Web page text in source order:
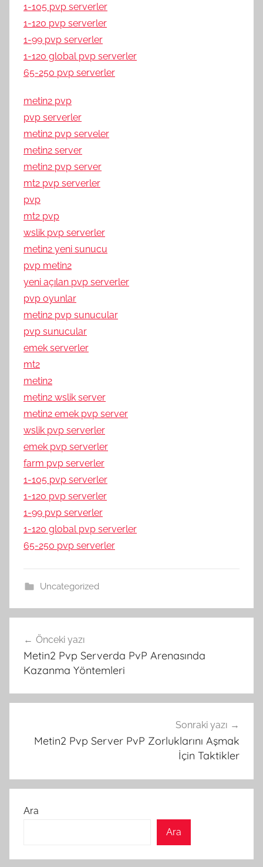
1-105 pvp serverler
1-120 pvp serverler
1-99 pvp serverler
1-120 global pvp serverler
65-250 pvp serverler
metin2 pvp
pvp serverler
metin2 pvp serveler
metin2 server
metin2 pvp server
mt2 pvp serverler
pvp
mt2 pvp
wslik pvp serverler
metin2 yeni sunucu
pvp metin2
yeni açılan pvp serverler
pvp oyunlar
metin2 pvp sunucular
pvp sunucular
emek serverler
mt2
metin2
metin2 wslik server
metin2 emek pvp server
wslik pvp serverler
emek pvp serverler
farm pvp serverler
1-105 pvp serverler
1-120 pvp serverler
1-99 pvp serverler
1-120 global pvp serverler
65-250 pvp serverler
Uncategorized
gezinmesi
Önceki yazı
Metin2 Pvp Serverda PvP Arenasında
Kazanma Yöntemleri
Sonraki yazı
Metin2 Pvp Server PvP Zorluklarını Aşmak
İçin Taktikler
Ara
Ara